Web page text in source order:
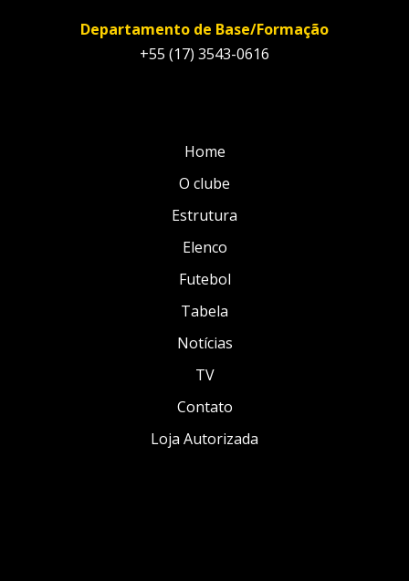
Departamento de Base/Formação
+55 (17) 3543-0616
Home
O clube
Estrutura
Elenco
Futebol
Tabela
Notícias
TV
Contato
Loja Autorizada